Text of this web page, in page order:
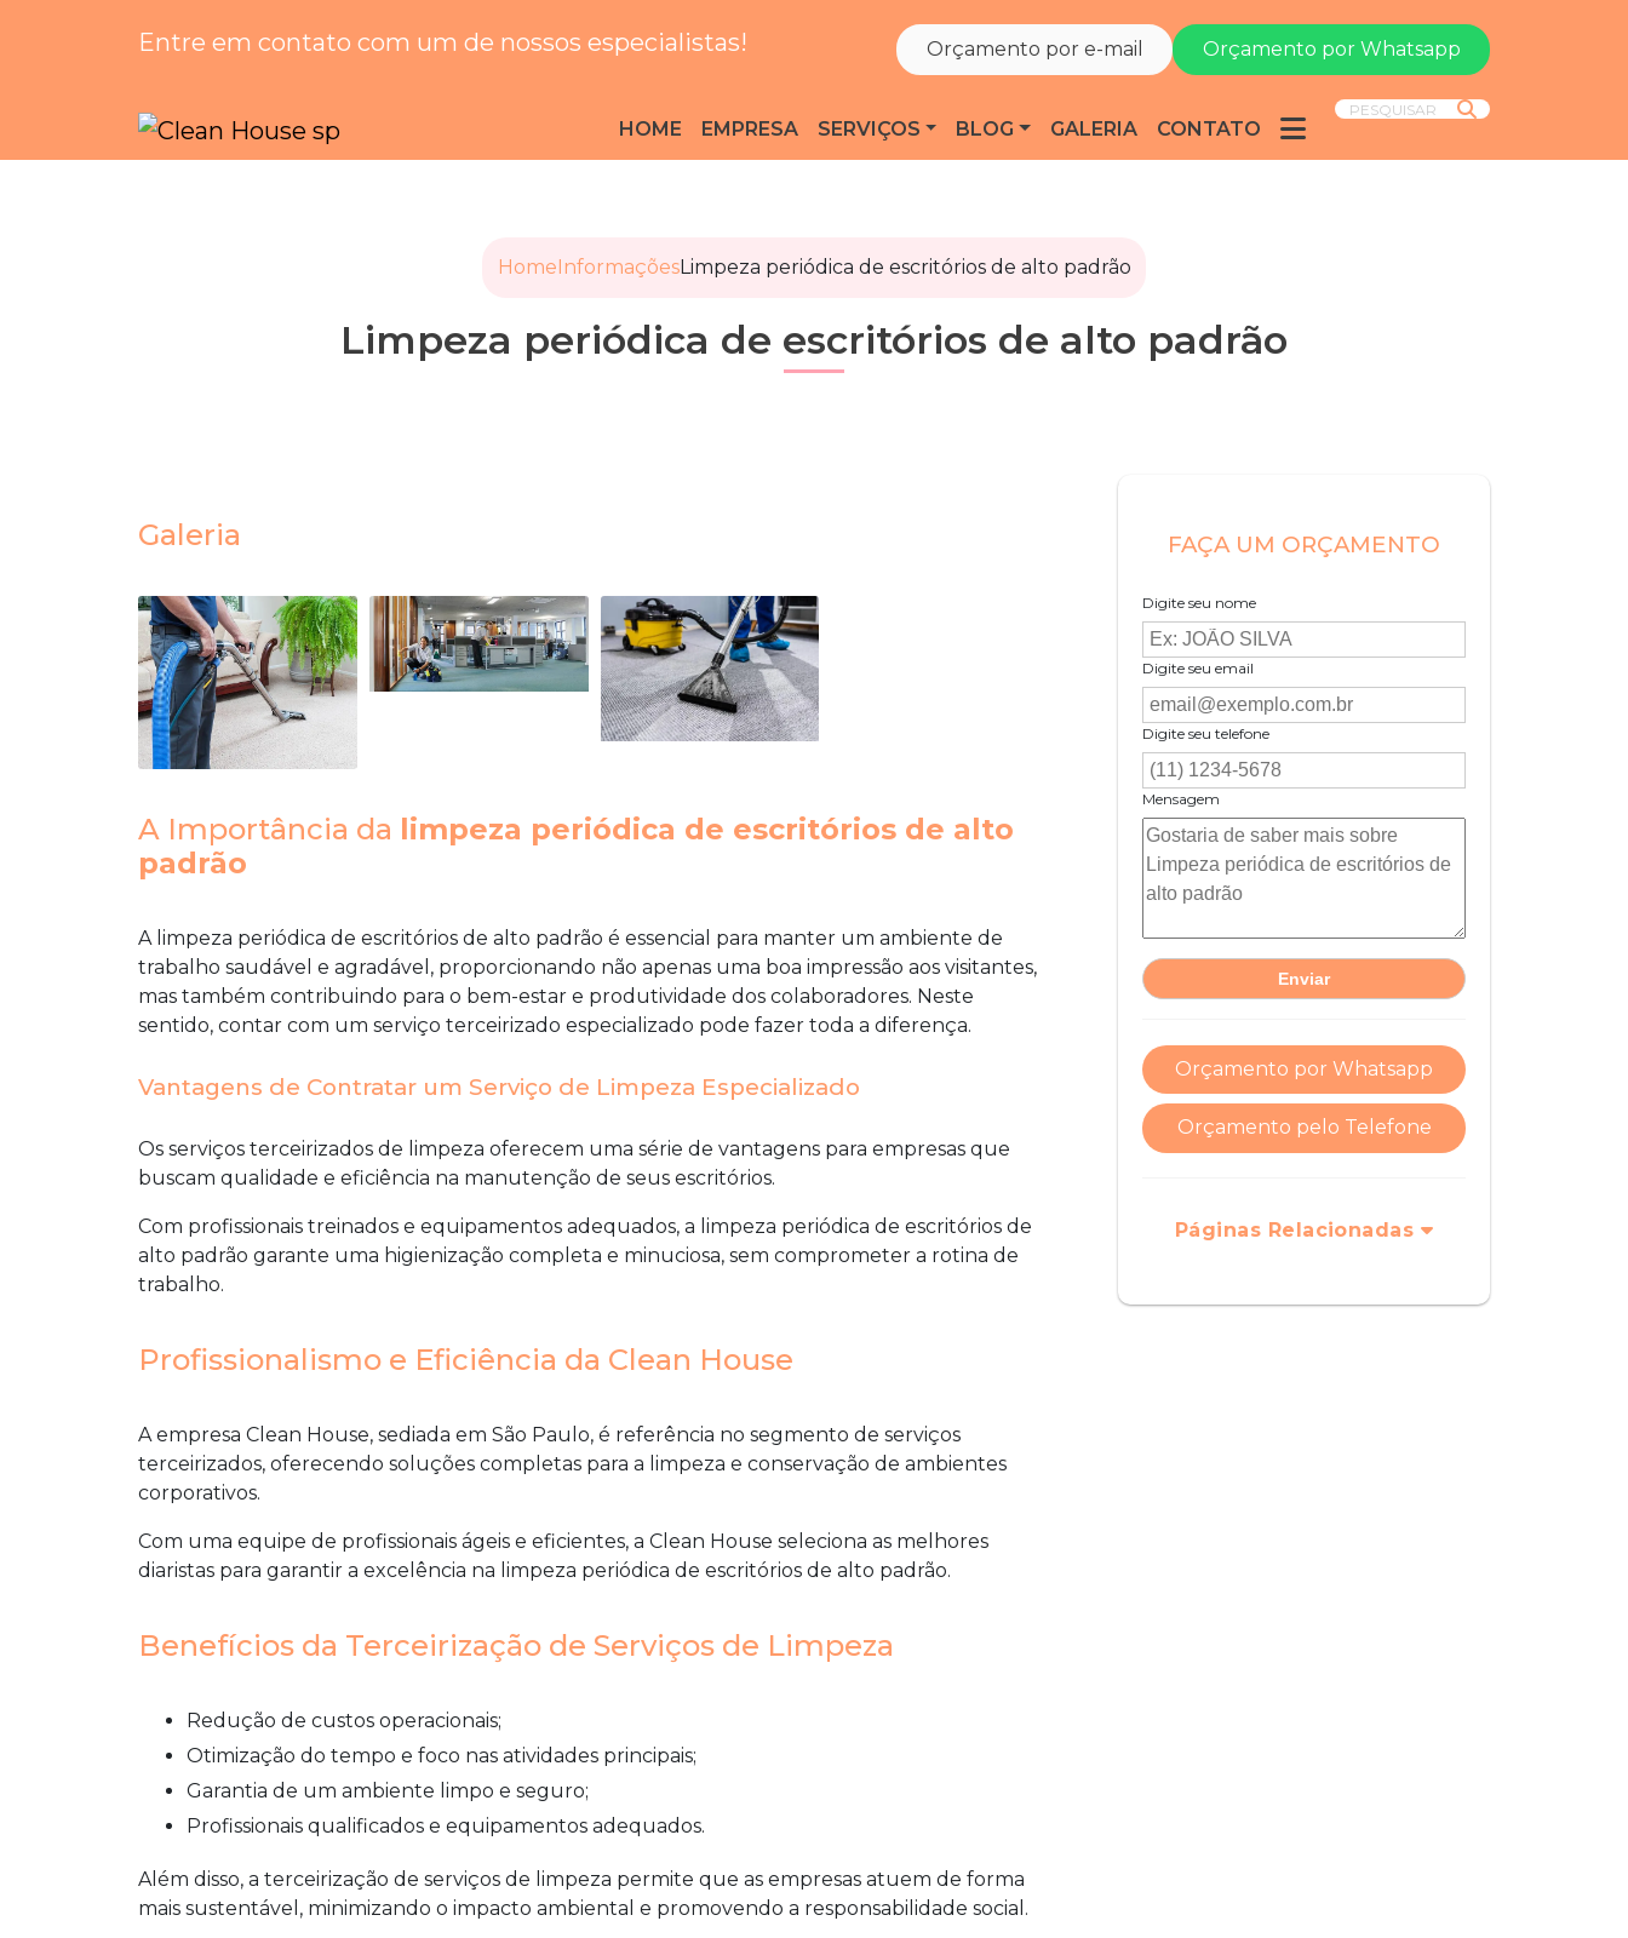
Entre em contato com um de nossos especialistas! Orçamento por e-mail Orçamento por Whatsapp
HOME EMPRESA SERVIÇOS BLOG GALERIA CONTATO
PESQUISAR
HomeInformaçõesLimpeza periódica de escritórios de alto padrão
Limpeza periódica de escritórios de alto padrão
Galeria
A Importância da limpeza periódica de escritórios de alto
padrão
A limpeza periódica de escritórios de alto padrão é essencial para manter um ambiente de
trabalho saudável e agradável, proporcionando não apenas uma boa impressão aos visitantes,
mas também contribuindo para o bem-estar e produtividade dos colaboradores. Neste
sentido, contar com um serviço terceirizado especializado pode fazer toda a diferença.
Vantagens de Contratar um Serviço de Limpeza Especializado
Os serviços terceirizados de limpeza oferecem uma série de vantagens para empresas que
buscam qualidade e eficiência na manutenção de seus escritórios.
Com profissionais treinados e equipamentos adequados, a limpeza periódica de escritórios de
alto padrão garante uma higienização completa e minuciosa, sem comprometer a rotina de
trabalho.
Profissionalismo e Eficiência da Clean House
A empresa Clean House, sediada em São Paulo, é referência no segmento de serviços
terceirizados, oferecendo soluções completas para a limpeza e conservação de ambientes
corporativos.
Com uma equipe de profissionais ágeis e eficientes, a Clean House seleciona as melhores
diaristas para garantir a excelência na limpeza periódica de escritórios de alto padrão.
Benefícios da Terceirização de Serviços de Limpeza
Redução de custos operacionais;
Otimização do tempo e foco nas atividades principais;
Garantia de um ambiente limpo e seguro;
Profissionais qualificados e equipamentos adequados.
Além disso, a terceirização de serviços de limpeza permite que as empresas atuem de forma
mais sustentável, minimizando o impacto ambiental e promovendo a responsabilidade social.
FAÇA UM ORÇAMENTO
Digite seu nome
Digite seu email
Digite seu telefone
Mensagem
Orçamento por Whatsapp
Orçamento pelo Telefone
Páginas Relacionadas